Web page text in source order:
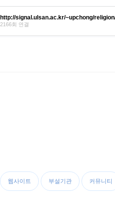
http://signal.ulsan.ac.kr/~upchong/
2166회 연결
웹사이트 부설기관 커뮤니티